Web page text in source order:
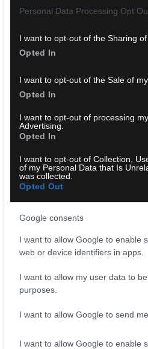
Personal Data Processing Opt
I want to opt-out of the Sharing
Opted In
I want to opt-out of the Sale of
Opted In
I want to opt-out of processing
Advertising.
Opted In
I want to opt-out of Collection,
of my Personal Data that Is
was collected.
Opted Out
Google consents
I want to allow Google to enable
web or device identifiers in apps.
I want to allow my user data to
purposes.
I want to allow Google to send
I want to allow Google to enable
Δείτε
Survivor:
Το κλίμα στον
δοκιμάζονται
«Survivor –
συμμαχίες και
20
Survivor:
– Ποιος